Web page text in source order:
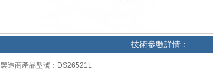
技術參數詳情：
製造商產品型號：DS26521L+